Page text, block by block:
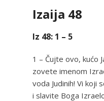
Izaija 48
Iz 48: 1 – 5
1 – Čujte ovo, kućo
zovete imenom
voda Judinih! Vi koji
i slavite Boga